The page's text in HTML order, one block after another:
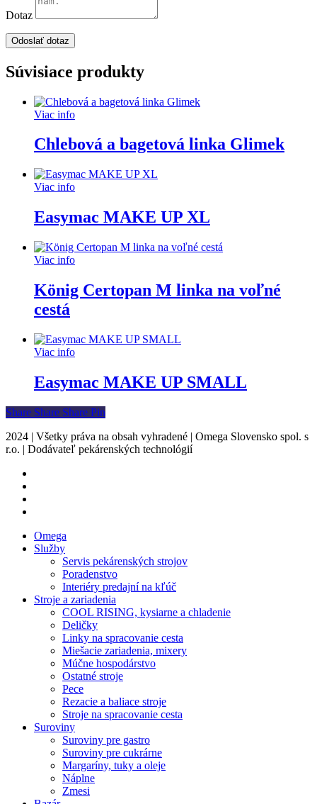
Dotaz
Súvisiace produkty
Viac info
Chlebová a bagetová linka Glimek
Viac info
Easymac MAKE UP XL
Viac info
König Certopan M linka na voľné
cestá
Viac info
Easymac MAKE UP SMALL
Share
Share Share Share Pin
2024 | Všetky práva na obsah vyhradené | Omega Slovensko spol. s
r.o. | Dodávateľ pekárenských technológií
Close
Menu
Omega
Služby
Servis pekárenských strojov
Poradenstvo
Interiéry predajní na kľúč
Stroje a zariadenia
COOL RISING, kysiarne a chladenie
Deličky
Linky na spracovanie cesta
Miešacie zariadenia, mixery
Múčne hospodárstvo
Ostatné stroje
Pece
Rezacie a baliace stroje
Stroje na spracovanie cesta
Suroviny
Suroviny pre gastro
Suroviny pre cukrárne
Margaríny, tuky a oleje
Náplne
Zmesi